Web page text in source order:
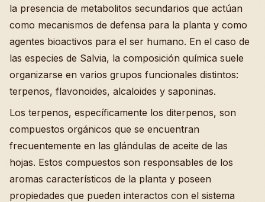
la presencia de metabolitos secundarios que actúan
como mecanismos de defensa para la planta y como
agentes bioactivos para el ser humano. En el caso de
las especies de Salvia, la composición química suele
organizarse en varios grupos funcionales distintos:
terpenos, flavonoides, alcaloides y saponinas.
Los terpenos, específicamente los diterpenos, son
compuestos orgánicos que se encuentran
frecuentemente en las glándulas de aceite de las
hojas. Estos compuestos son responsables de los
aromas característicos de la planta y poseen
propiedades que pueden interactos con el sistema